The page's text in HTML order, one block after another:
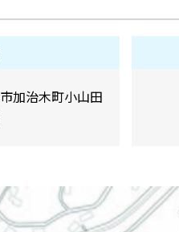
加治木町小山田